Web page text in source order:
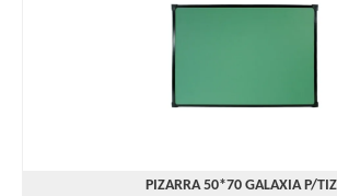
PIZARRA 50*70 GALAXIA P/